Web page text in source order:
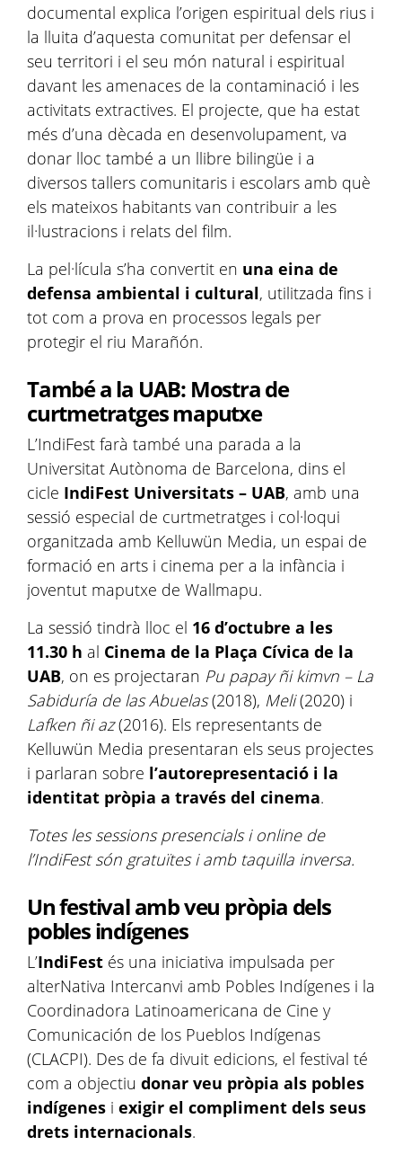
documental explica l’origen espiritual dels rius i
la lluita d’aquesta comunitat per defensar el
seu territori i el seu món natural i espiritual
davant les amenaces de la contaminació i les
activitats extractives. El projecte, que ha estat
més d’una dècada en desenvolupament, va
donar lloc també a un llibre bilingüe i a
diversos tallers comunitaris i escolars amb què
els mateixos habitants van contribuir a les
il·lustracions i relats del film.
La pel·lícula s’ha convertit en una eina de
defensa ambiental i cultural, utilitzada fins i
tot com a prova en processos legals per
protegir el riu Marañón.
També a la UAB: Mostra de
curtmetratges maputxe
L’IndiFest farà també una parada a la
Universitat Autònoma de Barcelona, dins el
cicle IndiFest Universitats – UAB, amb una
sessió especial de curtmetratges i col·loqui
organitzada amb Kelluwün Media, un espai de
formació en arts i cinema per a la infància i
joventut maputxe de Wallmapu.
La sessió tindrà lloc el 16 d’octubre a les
11.30 h al Cinema de la Plaça Cívica de la
UAB, on es projectaran Pu papay ñi kimvn – La
Sabiduría de las Abuelas(2018), Meli(2020) i
Lafken ñi az(2016). Els representants de
Kelluwün Media presentaran els seus projectes
i parlaran sobre l’autorepresentació i la
identitat pròpia a través del cinema.
Totes les sessions presencials i online de
l’IndiFest són gratuïtes i amb taquilla inversa.
Un festival amb veu pròpia dels
pobles indígenes
L’IndiFest és una iniciativa impulsada per
alterNativa Intercanvi amb Pobles Indígenes i la
Coordinadora Latinoamericana de Cine y
Comunicación de los Pueblos Indígenas
(CLACPI). Des de fa divuit edicions, el festival té
com a objectiu donar veu pròpia als pobles
indígenes i exigir el compliment dels seus
drets internacionals.